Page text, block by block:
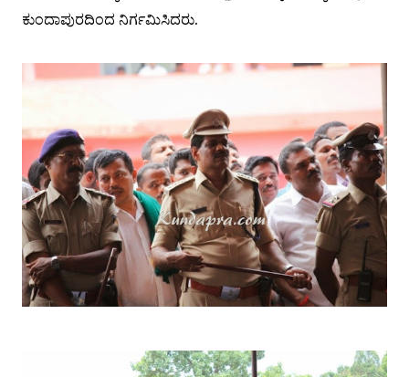
ಕುಂದಾಪುರದಿಂದ ನಿರ್ಗಮಿಸಿದರು.